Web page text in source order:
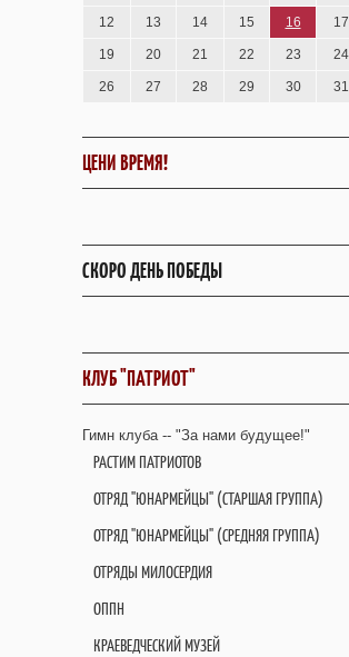
12 13 14 15 16 17
19 20 21 22 23 24
26 27 28 29 30 31
ЦЕНИ ВРЕМЯ!
СКОРО ДЕНЬ ПОБЕДЫ
КЛУБ "ПАТРИОТ"
Гимн клуба -- "За нами будущее!"
РАСТИМ ПАТРИОТОВ
ОТРЯД "ЮНАРМЕЙЦЫ" (СТАРШАЯ ГРУППА)
ОТРЯД "ЮНАРМЕЙЦЫ" (СРЕДНЯЯ ГРУППА)
ОТРЯДЫ МИЛОСЕРДИЯ
ОППН
КРАЕВЕДЧЕСКИЙ МУЗЕЙ